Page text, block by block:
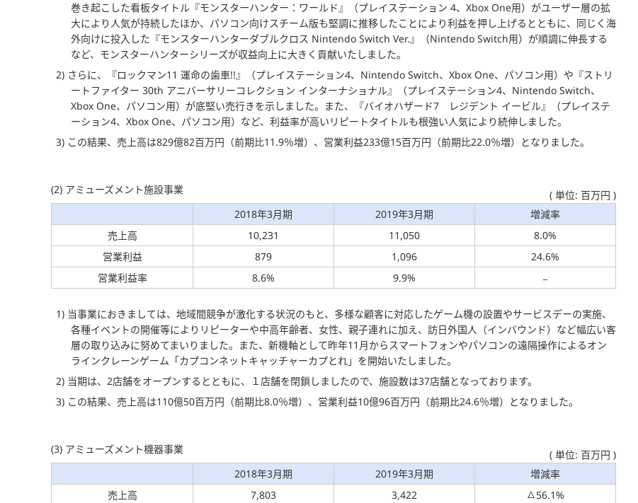
巻き起こした看板タイトル 『モンスターハンター：ワールド』
（プレイステーション 4、Xbox One用）がユーザー層の拡
大により人気が持続したほか、パソコン向けスチーム版も堅調に推移したことにより利益を押し上げるとともに、同じく海
外向けに投入した『モンスターハンターダブルクロス Nintendo Switch Ver.』（Nintendo Switch用）が順調に伸長する
など、モンスターハンターシリーズが収益向上に大きく貢献いたしました。
2) さらに、『ロックマン11 運命の歯車!!』（プレイステーション4、Nintendo Switch、Xbox One、パソコン用）や『ストリ
ートファイター 30th アニバーサリーコレクション インターナショナル』（プレイステーション4、Nintendo Switch、
Xbox One、パソコン用）が底堅い売行きを示しました。また、『バイオハザード7 レジデント イービル』（プレイステ
ーション4、Xbox One、パソコン用）など、利益率が高いリピートタイトルも根強い人気により続伸しました。
3) この結果、売上高は829億82百万円（前期比11.9％増）、営業利益233億15百万円（前期比22.0％増）となりました。
(2) アミューズメント施設事業
( 単位: 百万円 )
2018年3月期
2019年3月期
増減率
売上高
10,231 11,050
8.0%
営業利益
879 1,096
24.6%
営業利益率
8.6% 9.9%
1) 当事業におきましては、地域間競争が激化する状況のもと、多様な顧客に対応したゲーム機の設置やサービスデーの実施、
各種イベントの開催等によりリピーターや中高年齢者、女性、親子連れに加え、訪日外国人（インバウンド）など幅広い客
層の取り込みに努めてまいりました。また、新機軸として昨年11月からスマートフォンやパソコンの遠隔操作によるオン
ラインクレーンゲーム「カプコンネットキャッチャーカプとれ」を開始いたしました。
2) 当期は、2店舗をオープンするとともに、１店舗を閉鎖しましたので、施設数は37店舗となっております。
3) この結果、売上高は110億50百万円（前期比8.0％増）、営業利益10億96百万円（前期比24.6％増）となりました。
(3) アミューズメント機器事業
( 単位: 百万円 )
2018年3月期
2019年3月期
増減率
売上高
7,803 3,422
56.1%